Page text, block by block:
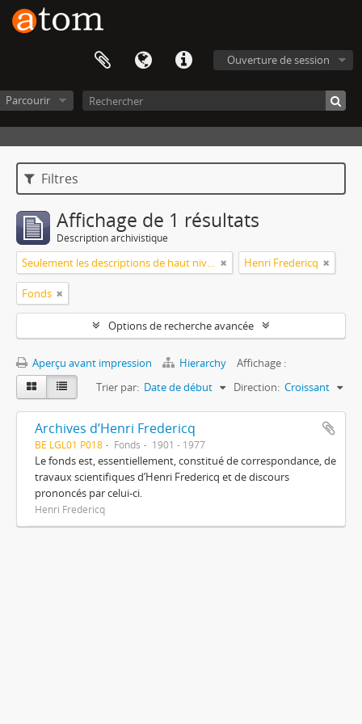
Ouverture de session
Parcourir
Filtres
Affichage de 1 résultats
Description archivistique
Seulement les descriptions de haut niveau Henri Fredericq
Fonds
Options de recherche avancée
Aperçu avant impression Hierarchy
Affichage :
Trier par: Date de début Direction: Croissant
Archives d’Henri Fredericq
BE LGL01 P018 Fonds 1901 - 1977
Le fonds est, essentiellement, constitué de correspondance, de
travaux scientifiques d’Henri Fredericq et de discours
prononcés par celui-ci.
Henri Fredericq